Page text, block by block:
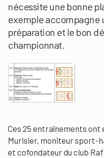
nécessite une bonne
exemple accompagne
préparation et le bon
championnat.
Ces 25 entraînements
Murisier, moniteur sport-
et cofondateur du club